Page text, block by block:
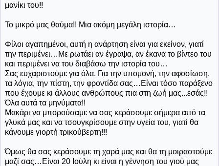
μανίκι του!!
Το μικρό μας θαύμα!! Μια ακόμη μεγάλη ιστορία…
Φίλοι αγαπημένοι, αυτή η ανάρτηση είναι για εκείνον, γιατί
την περιμένει…Με ρωτάει αν έγραψα, αν έκανα το βίντεο του
και περιμένει να του διαβάσω την ιστορία του…
Σας ευχαριστούμε για όλα. Για την υπομονή, την αφοσίωση,
τα λόγια, την πίστη, την φροντίδα σας…Είναι τόσο παράξενο
που έχουμε κι άλλους ανθρώπους πια στη ζωή μας...εσάς!!
Όλα αυτά τα μηνύματα!!
Μακάρι να μπορούσαμε να σας κεράσουμε σήμερα από τα
γλυκά μας και να τσουγκρίσουμε στην υγεία του, γιατί θα
κάνουμε γιορτή τρικούβερτη!!!
Όμως θα σας κεράσουμε τη χαρά μας και θα τη μοιραστούμε
μαζί σας…Είναι 20 Ιούλη κι είναι η γέννηση του γιού μας